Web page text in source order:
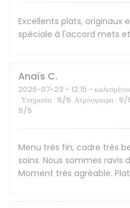
Excellents plats, originaux
spéciale à l'accord mets
Anaïs C
2026-07-23 - 12:15 -
Υπηρεσία : 5/5 Ατμόσφαιρα : 5/
5/5
Menu très fin, cadre très
soins. Nous sommes ravis
Moment très agréable.